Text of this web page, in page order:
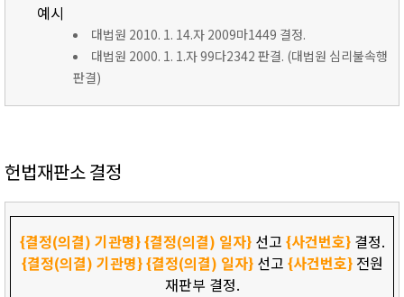
예시
대법원 2010. 1. 14.자 2009마1449 결정.
대법원 2000. 1. 1.자 99다2342 판결. (대법원 심리불속행
판결)
헌법재판소 결정
{결정(의결) 기관명}{결정(의결) 일자}선고 {사건번호}결정.
{결정(의결) 기관명}{결정(의결) 일자}선고 {사건번호}전원
재판부 결정.